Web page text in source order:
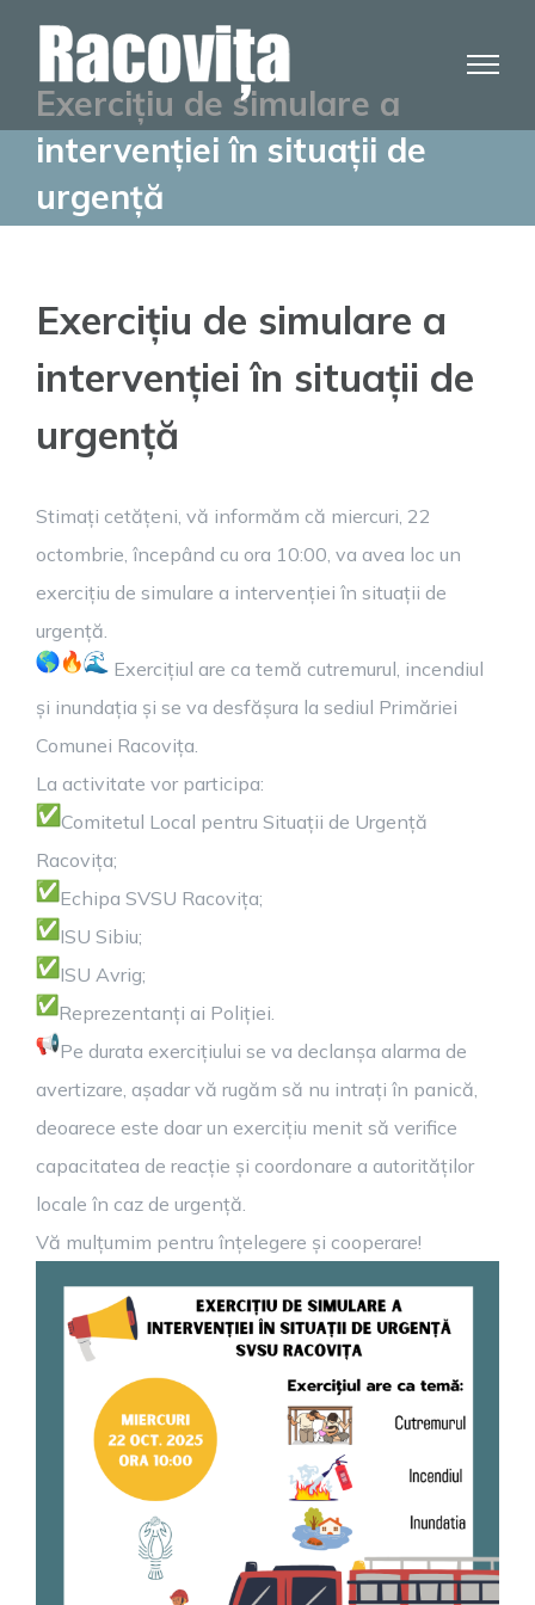
contentExercițiu de simulare a
intervenției în situații de
urgență
Exercițiu de simulare a
intervenției în situații de
urgență
Stimați cetățeni, vă informăm că miercuri, 22
octombrie, începând cu ora 10:00, va avea loc un
exercițiu de simulare a intervenției în situații de
urgență.
Exercițiul are ca temă cutremurul, incendiul
și inundația și se va desfășura la sediul Primăriei
Comunei Racovița.
La activitate vor participa:
Comitetul Local pentru Situații de Urgență
Racovița;
Echipa SVSU Racovița;
ISU Sibiu;
ISU Avrig;
Reprezentanți ai Poliției.
Pe durata exercițiului se va declanșa alarma de
avertizare, așadar vă rugăm să nu intrați în panică,
deoarece este doar un exercițiu menit să verifice
capacitatea de reacție și coordonare a autorităților
locale în caz de urgență.
Vă mulțumim pentru înțelegere și cooperare!